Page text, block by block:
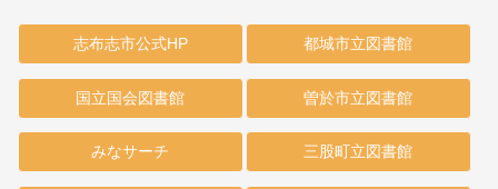
志布志市公式HP
国立国会図書館
みなサーチ
都城市立図書館
曽於市立図書館
三股町立図書館